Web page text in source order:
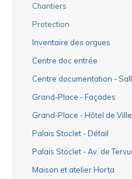
Chantiers
Protection
Inventaire des orgues
Centre doc entrée
Centre documentation -
Grand-Place - Façades
Grand-Place - Hôtel de Ville
Palais Stoclet - Détail
Palais Stoclet - Av. de
Maison et atelier Horta